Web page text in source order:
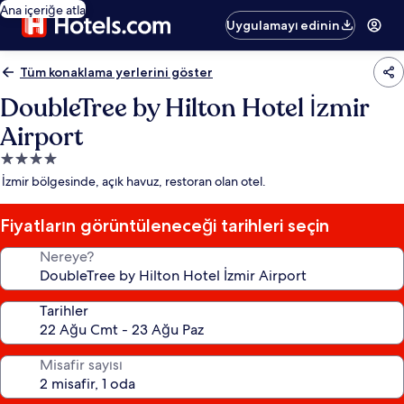
Ana içeriğe atla
Uygulamayı edinin
Tüm konaklama yerlerini göster
DoubleTree by Hilton Hotel İzmir
Airport
4.0
yıldızlı
yeri
İzmir bölgesinde, açık havuz, restoran olan otel.
Fiyatların görüntüleneceği tarihleri seçin
Nereye?
Tarihler
Misafir sayısı